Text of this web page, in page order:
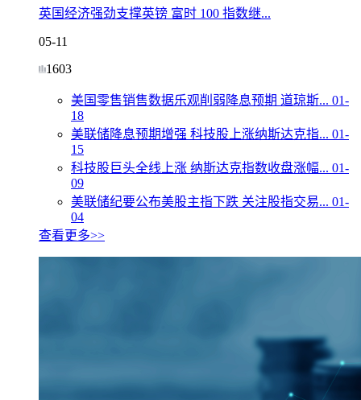
英国经济强劲支撑英镑 富时 100 指数继...
05-11
1603
美国零售销售数据乐观削弱降息预期 道琼斯... 01-
18
美联储降息预期增强 科技股上涨纳斯达克指... 01-
15
科技股巨头全线上涨 纳斯达克指数收盘涨幅... 01-
09
美联储纪要公布美股主指下跌 关注股指交易... 01-
04
查看更多>>